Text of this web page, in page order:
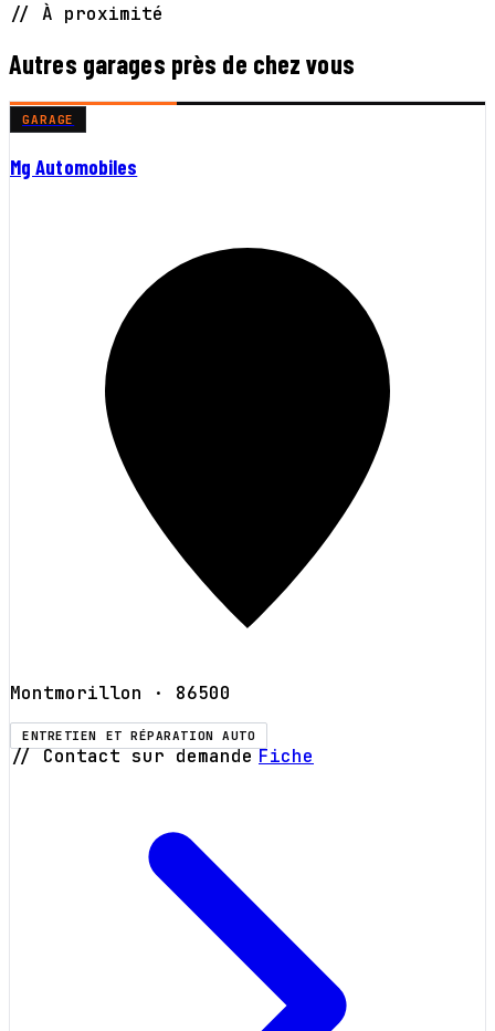
// À proximité
Autres garages près de chez vous
GARAGE
Mg Automobiles
Montmorillon · 86500
ENTRETIEN ET RÉPARATION AUTO
// Contact sur demande Fiche